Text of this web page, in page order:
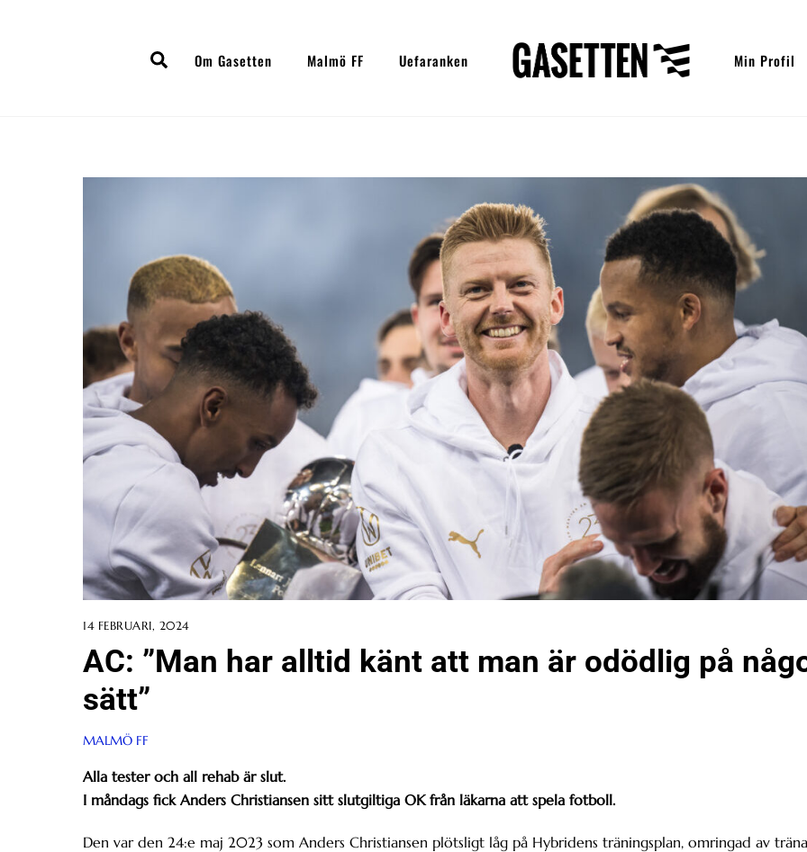
SearchOm Gasetten Malmö FF Uefaranken Min Profil
14 FEBRUARI, 2024
AC: ”Man har alltid känt att man är odödlig på
sätt”
MALMÖ FF
Alla tester och all rehab är slut.
I måndags fick Anders Christiansen sitt slutgiltiga OK från läkarna att spela fotboll.
Den var den 24:e maj 2023 som Anders Christiansen plötsligt låg på Hybridens träningsplan, omringad av